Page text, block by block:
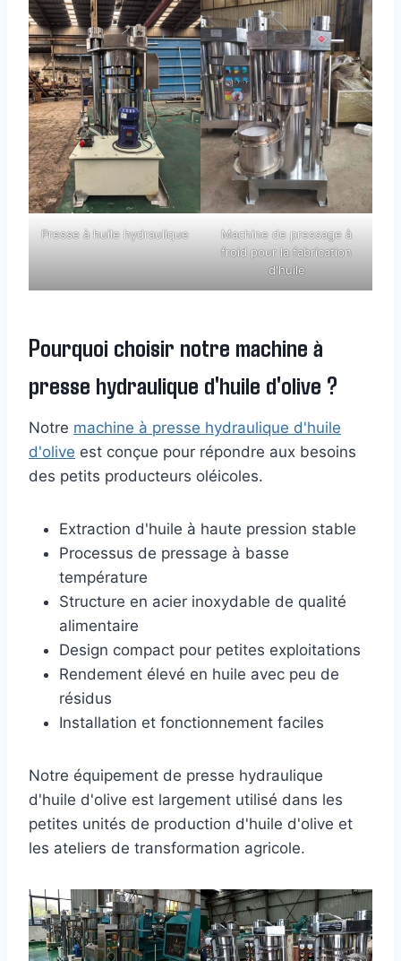
Presse à huile hydraulique
Machine de pressage à
froid pour la fabrication
d'huile
Pourquoi choisir notre machine à
presse hydraulique d'huile d'olive ?
Notre machine à presse hydraulique d'huile
d'olive est conçue pour répondre aux besoins
des petits producteurs oléicoles.
Extraction d'huile à haute pression stable
Processus de pressage à basse
température
Structure en acier inoxydable de qualité
alimentaire
Design compact pour petites exploitations
Rendement élevé en huile avec peu de
résidus
Installation et fonctionnement faciles
Notre équipement de presse hydraulique
d'huile d'olive est largement utilisé dans les
petites unités de production d'huile d'olive et
les ateliers de transformation agricole.